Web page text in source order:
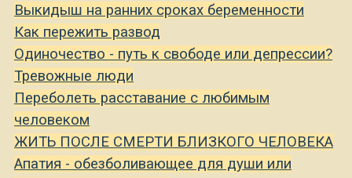
Выкидыш на ранних сроках беременности
Как пережить развод
Одиночество - путь к свободе или депрессии?
Тревожные люди
Переболеть расставание с любимым
человеком
ЖИТЬ ПОСЛЕ СМЕРТИ БЛИЗКОГО ЧЕЛОВЕКА
Апатия - обезболивающее для души или